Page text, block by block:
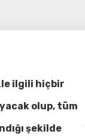
ilgili hiçbir
olup, tüm
şekilde